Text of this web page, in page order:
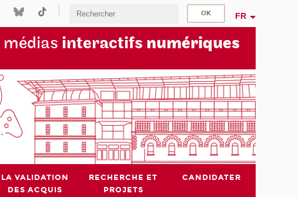
FR
médias interactifs numériques
LA VALIDATION
DES ACQUIS
RECHERCHE ET
PROJETS
CANDIDATER